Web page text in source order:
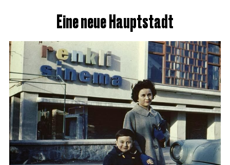
Eine neue Hauptstadt